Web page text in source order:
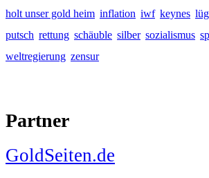
holt unser gold heim inflation iwf keynes
putsch rettung schäuble silber sozialismus
weltregierung zensur
Partner
GoldSeiten.de